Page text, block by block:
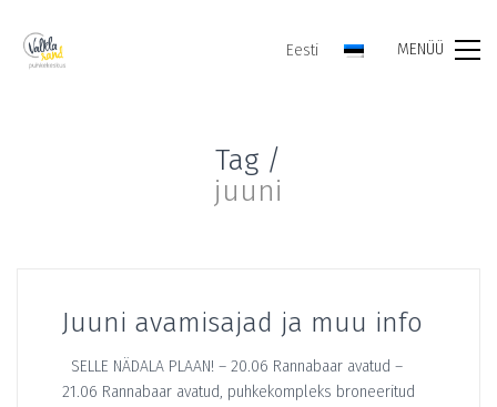
Eesti MENÜÜ
Tag /
juuni
Juuni avamisajad ja muu info
SELLE NÄDALA PLAAN! – 20.06 Rannabaar avatud –
21.06 Rannabaar avatud, puhkekompleks broneeritud